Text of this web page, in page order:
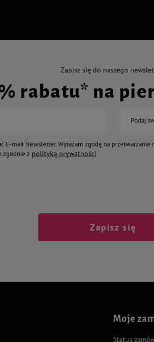
Zapisz się do naszego
rabatu* na
Podaj
E-mail Newsletter. Wyrażam zgodę na
zgodnie z polityką prywatności
Zapisz się
Moje
Status